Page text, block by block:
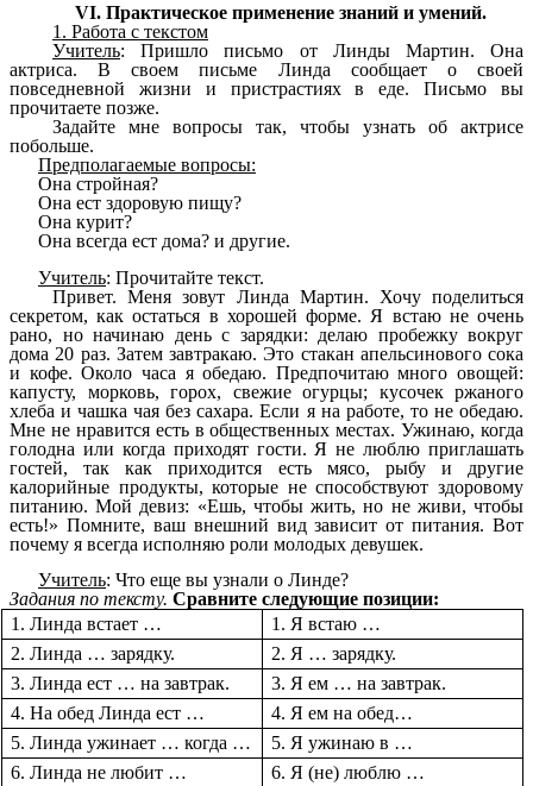
VI. Практическое применение знаний и умений.
1. Работа с текстом
Учитель: Пришло письмо от Линды Мартин. Она
актриса. В своем письме Линда сообщает о своей
повседневной жизни и пристрастиях в еде. Письмо вы
прочитаете позже.
Задайте мне вопросы так, чтобы узнать об актрисе
побольше.
Предполагаемые вопросы:
Она стройная?
Она ест здоровую пищу?
Она курит?
Она всегда ест дома? и другие.
Учитель: Прочитайте текст.
Привет. Меня зовут Линда Мартин. Хочу поделиться
секретом, как остаться в хорошей форме. Я встаю не очень
рано, но начинаю день с зарядки: делаю пробежку вокруг
дома 20 раз. Затем завтракаю. Это стакан апельсинового сока
и кофе. Около часа я обедаю. Предпочитаю много овощей:
капусту, морковь, горох, свежие огурцы; кусочек ржаного
хлеба и чашка чая без сахара. Если я на работе, то не обедаю.
Мне не нравится есть в общественных местах. Ужинаю, когда
голодна или когда приходят гости. Я не люблю приглашать
гостей, так как приходится есть мясо, рыбу и другие
калорийные продукты, которые не способствуют здоровому
питанию. Мой девиз: «Ешь, чтобы жить, но не живи, чтобы
есть!» Помните, ваш внешний вид зависит от питания. Вот
почему я всегда исполняю роли молодых девушек.
Учитель: Что еще вы узнали о Линде?
Задания по тексту. Сравните следующие позиции:
1. Линда встает …
1. Я встаю …
2. Линда … зарядку.
2. Я … зарядку.
3. Линда ест … на завтрак.
3. Я ем … на завтрак.
4. На обед Линда ест …
4. Я ем на обед…
5. Линда ужинает … когда …
5. Я ужинаю в …
6. Линда не любит …
6. Я (не) люблю …